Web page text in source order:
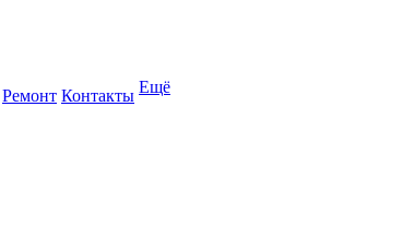
Ремонт Контакты Ещё